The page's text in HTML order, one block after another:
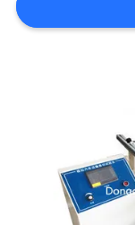
SITO